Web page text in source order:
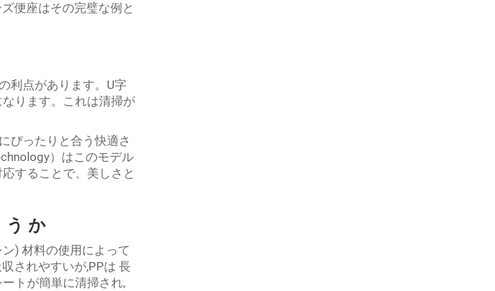
便座はその完璧な例と
利点があります。U字
ります。これは清掃が
ぴったりと合う快適さ
）はこのモデル
することで、美しさと
う か
) 材料の使用によって
されやすいが,PPは 長
トが簡単に清掃され,